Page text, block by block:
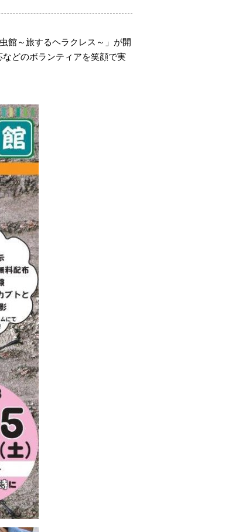
館～旅するヘラクレス～」が開
どのボランティアを笑顔で実